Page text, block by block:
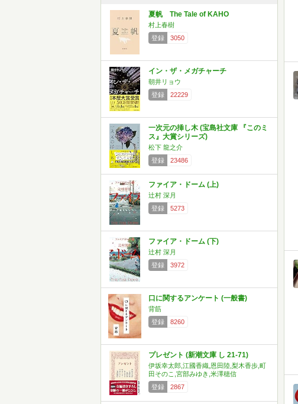
夏帆 The Tale of KAHO
村上春樹
登録
3050
イン・ザ・メガチャーチ
朝井リョウ
登録
22229
一次元の挿し木 (宝島社文庫 『このミ
ス』大賞シリーズ)
松下 龍之介
登録
23486
ファイア・ドーム (上)
辻村 深月
登録
5273
ファイア・ドーム (下)
辻村 深月
登録
3972
口に関するアンケート (一般書)
背筋
登録
8260
プレゼント (新潮文庫 し 21-71)
伊坂幸太郎,江國香織,恩田陸,梨木香歩,町
田そのこ,宮部みゆき,米澤穂信
登録
2867